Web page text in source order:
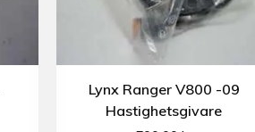
Lynx Ranger V800 -09
Hastighetsgivare